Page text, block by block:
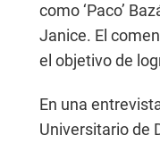
o
4
m
i
u
t
e
como ‘Paco’
Janice. El
el objetivo de
En una
Universitario de